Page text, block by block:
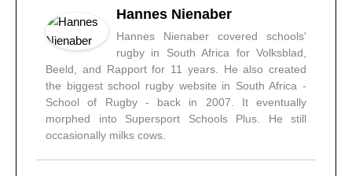
Hannes Nienaber
Hannes Nienaber covered schools'
rugby in South Africa for Volksblad,
Beeld, and Rapport for 11 years. He also created
the biggest school rugby website in South Africa -
School of Rugby - back in 2007. It eventually
morphed into Supersport Schools Plus. He still
occasionally milks cows.